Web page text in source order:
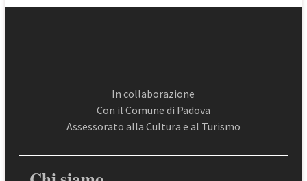
In collaborazione
Con il Comune di Padova
Assessorato alla Cultura e al Turismo